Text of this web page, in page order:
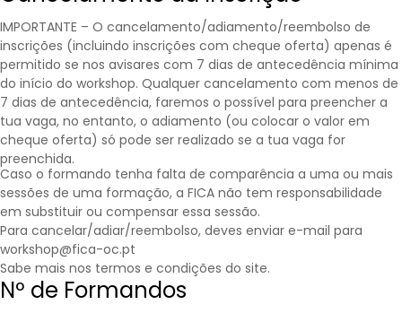
IMPORTANTE – O cancelamento/adiamento/reembolso de
inscrições (incluindo inscrições com cheque oferta) apenas é
permitido se nos avisares com 7 dias de antecedência mínima
do início do workshop. Qualquer cancelamento com menos de
7 dias de antecedência, faremos o possível para preencher a
tua vaga, no entanto, o adiamento (ou colocar o valor em
cheque oferta) só pode ser realizado se a tua vaga for
preenchida.
Caso o formando tenha falta de comparência a uma ou mais
sessões de uma formação, a FICA não tem responsabilidade
em substituir ou compensar essa sessão.
Para cancelar/adiar/reembolso, deves enviar e-mail para
workshop@fica-oc.pt
Sabe mais nos termos e condições do site.
Nº de Formandos